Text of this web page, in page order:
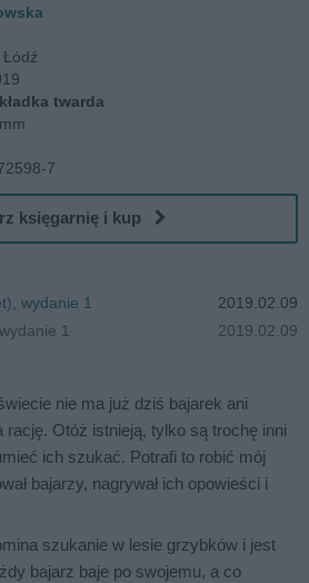
twarda
7
księgarnię i kup
wydanie 1
2019.02.09
1
2019.02.09
nie ma już dziś bajarek ani
rację. Otóż istnieją, tylko są trochę inni
ich szukać. Potrafi to robić mój
bajarzy, nagrywał ich opowieści i
szukanie w lesie grzybków i jest
bajarz baje po swojemu, a co